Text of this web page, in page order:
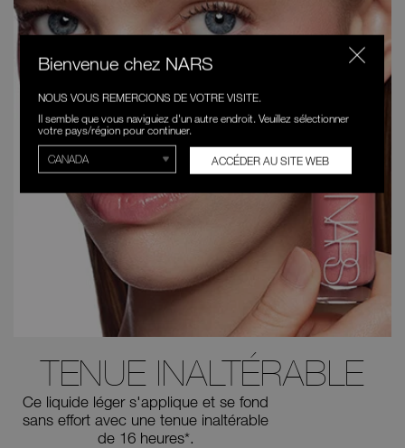
TENUE INALTÉRABLE
Ce liquide léger s'applique et se fond
sans effort avec une tenue inaltérable
de 16 heures*.
Bienvenue chez NARS
NOUS VOUS REMERCIONS DE VOTRE VISITE.
Il semble que vous naviguiez d'un autre endroit. Veuillez sélectionner
votre pays/région pour continuer.
ACCÉDER AU SITE WEB